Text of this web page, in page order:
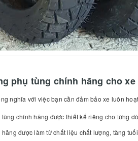
phụ tùng chính hãng cho
nghĩa với việc bạn cần đảm bảo xe luôn
tùng chính hãng được thiết kế riêng cho từng
được làm từ chất liệu chất lượng, tăng